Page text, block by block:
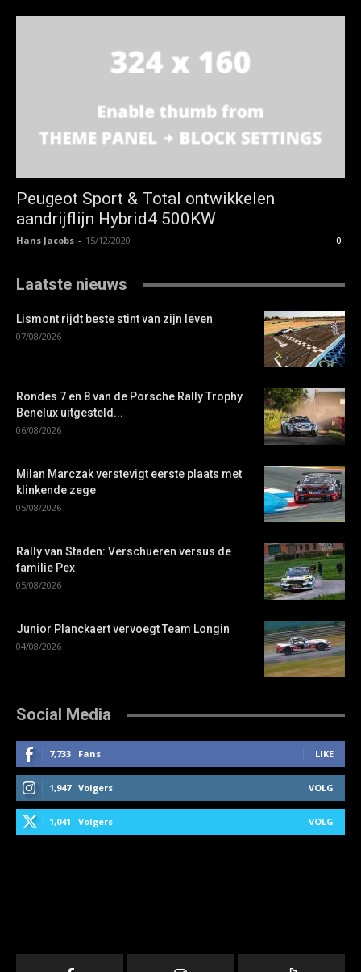
Peugeot Sport & Total ontwikkelen
aandrijflijn Hybrid4 500KW
Hans Jacobs - 15/12/2020 0
Laatste nieuws
Lismont rijdt beste stint van zijn leven
07/08/2026
Rondes 7 en 8 van de Porsche Rally Trophy
Benelux uitgesteld...
06/08/2026
Milan Marczak verstevigt eerste plaats met
klinkende zege
05/08/2026
Rally van Staden: Verschueren versus de
familie Pex
05/08/2026
Junior Planckaert vervoegt Team Longin
04/08/2026
Social Media
7,733 Fans LIKE
1,947 Volgers VOLG
1,041 Volgers VOLG